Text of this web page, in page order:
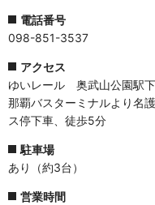
電話番号
098-851-3537
アクセス
ゆいレール 奥武山公園駅
那覇バスターミナルより名
ス停下車、徒歩5分
駐車場
あり（約3台）
営業時間